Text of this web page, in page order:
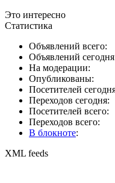
Это интересно
Статистика
Объявлений всего:
Объявлений
На модерации:
Опубликованы:
Посетителей
Переходов сегодня:
Посетителей всего:
Переходов всего:
В блокноте:
XML feeds